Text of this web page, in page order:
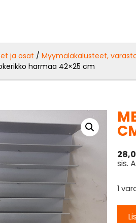
ja osat /Myymäläkalusteet,
harmaa 42×25 cm
sis.
1